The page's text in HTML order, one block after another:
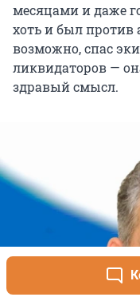
месяцами и даже
хоть и был
возможно, спас
ликвидаторов —
здравый смысл.